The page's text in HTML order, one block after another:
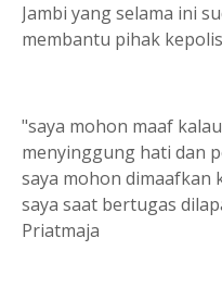
Jambi yang selama ini
membantu pihak
"saya mohon maaf
menyinggung hati dan
saya mohon dimaafkan
saya saat bertugas
Priatmaja